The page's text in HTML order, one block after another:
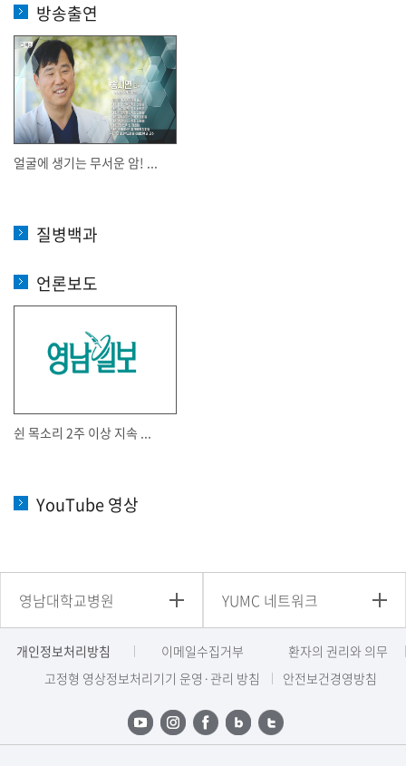
방송출연
얼굴에 생기는 무서운 암! ...
질병백과
언론보도
쉰 목소리 2주 이상 지속 ...
YouTube 영상
영남대학교병원 YUMC 네트워크
개인정보처리방침 이메일수집거부
환자의 권리와 의무
고정형 영상정보처리기기 운영·관리 방침
안전보건경영방침